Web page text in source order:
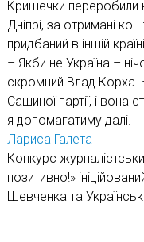
Кришечки переробили
Дніпрі, за отримані
придбаний в іншій
– Якби не Україна –
скромний Влад Корха.
Сашиної партії, і вона
я допомагатиму далі.
Лариса Галета
Конкурс
позитивно!»
Шевченка та